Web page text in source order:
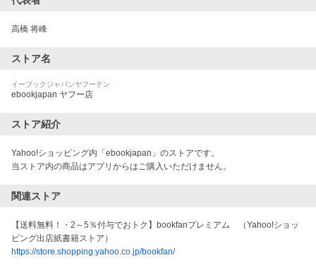
高橋 将峰
ストア名
イーブックジャパンヤフーテン
ebookjapan ヤフー店
ストア紹介
Yahoo!ショッピング内「ebookjapan」のストアです。
当ストア内の商品はアプリからはご購入いただけません。
関連ストア
【送料無料！・2～5％付与でおトク】bookfanプレミアム　（Yahoo!ショッ
ピング出店紙書籍ストア）
https://store.shopping.yahoo.co.jp/bookfan/